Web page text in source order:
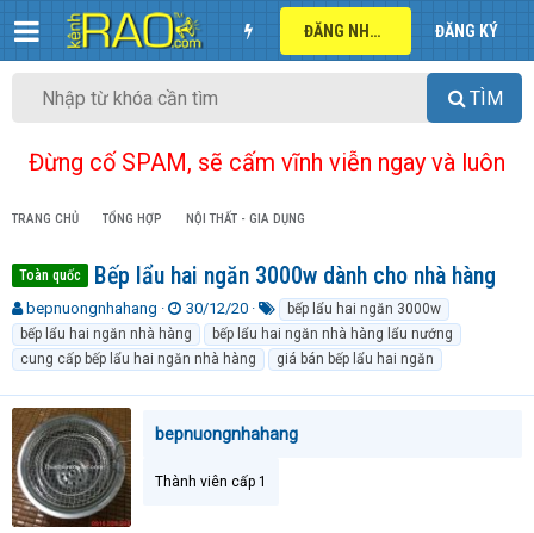
ĐĂNG NHẬP ĐĂNG KÝ
TÌM
Đừng cố SPAM, sẽ cấm vĩnh viễn ngay và luôn
TRANG CHỦ TỔNG HỢP NỘI THẤT - GIA DỤNG
Toàn quốc Bếp lẩu hai ngăn 3000w dành cho nhà hàng
T
h
r
e
a
d
s
t
a
r
t
bepnuongnhahang
N
g
à
y
g
i
30/12/20
ừ
k
h
ó
bếp lẩu hai ngăn 3000w
bếp lẩu hai ngăn nhà hàng
bếp lẩu hai ngăn nhà hàng lẩu nướng
cung cấp bếp lẩu hai ngăn nhà hàng
giá bán bếp lẩu hai ngăn
bepnuongnhahang
Thành viên cấp 1